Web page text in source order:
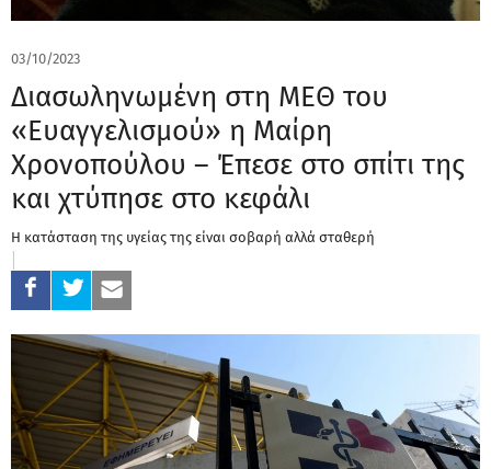
03/10/2023
Διασωληνωμένη στη ΜΕΘ του
«Ευαγγελισμού» η Μαίρη
Χρονοπούλου – Έπεσε στο σπίτι της
και χτύπησε στο κεφάλι
Η κατάσταση της υγείας της είναι σοβαρή αλλά σταθερή